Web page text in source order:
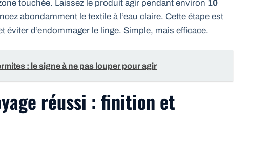
touchée. Laissez le produit agir pendant environ 10
abondamment le textile à l’eau claire. Cette étape est
éviter d’endommager le linge. Simple, mais efficace.
: le signe à ne pas louper pour agir
réussi : finition et